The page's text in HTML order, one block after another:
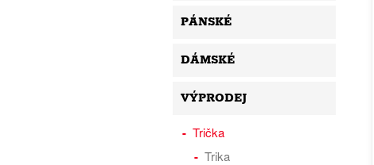
PÁNSKÉ
DÁMSKÉ
VÝPRODEJ
Trička
Trika